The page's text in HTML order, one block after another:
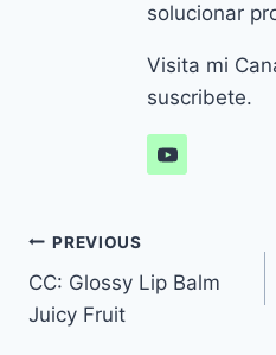
solucionar
Visita mi
suscribete.
Navegación
de
PREVIOUS
CC: Glossy Lip Balm
Juicy Fruit